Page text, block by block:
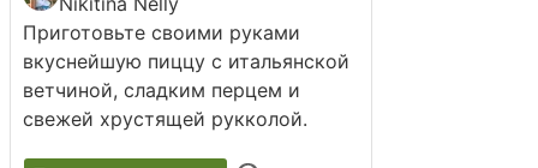
Приготовьте своими руками
вкуснейшую пиццу с итальянской
ветчиной, сладким перцем и
свежей хрустящей рукколой.